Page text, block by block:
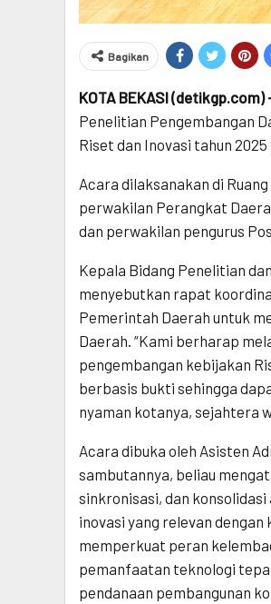
Bagikan
KOTA BEKASI (detikgp.com)
Penelitian Pengembangan
Riset dan Inovasi tahun
Acara dilaksanakan di
perwakilan Perangkat
dan perwakilan pengurus
Kepala Bidang Penelitian
menyebutkan rapat
Pemerintah Daerah untuk
Daerah. “Kami berharap
pengembangan kebijakan
berbasis bukti sehingga
nyaman kotanya, sejahtera
Acara dibuka oleh Asisten
sambutannya, beliau
sinkronisasi, dan
inovasi yang relevan
memperkuat peran
pemanfaatan teknologi
pendanaan pembangunan